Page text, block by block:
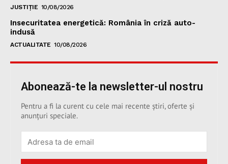
JUSTIȚIE 10/08/2026
Insecuritatea energetică: România în criză auto-
indusă
ACTUALITATE 10/08/2026
Abonează-te la newsletter-ul nostru
Pentru a fi la curent cu cele mai recente știri, oferte și
anunțuri speciale.